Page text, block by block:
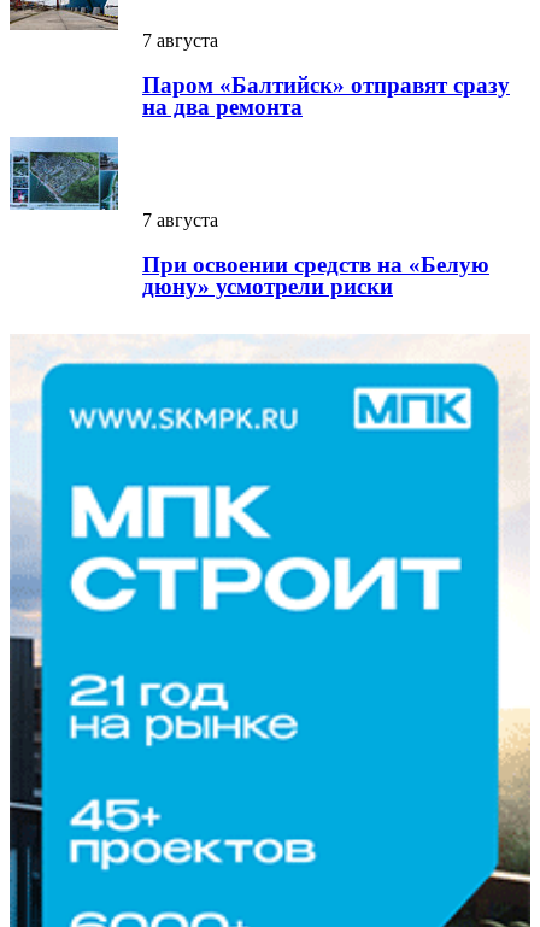
7 августа
Паром «Балтийск» отправят сразу
на два ремонта
7 августа
При освоении средств на «Белую
дюну» усмотрели риски